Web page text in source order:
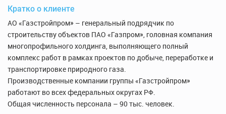
Кратко о клиенте
АО «Газстройпром» – генеральный подрядчик по
строительству объектов ПАО «Газпром», головная компания
многопрофильного холдинга, выполняющего полный
комплекс работ в рамках проектов по добыче, переработке и
транспортировке природного газа.
Производственные компании группы «Газстройпром»
работают во всех федеральных округах РФ.
Общая численность персонала – 90 тыс. человек.